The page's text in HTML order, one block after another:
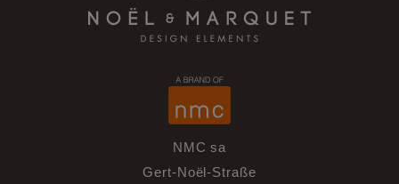
NMC sa
Gert-Noël-Straße